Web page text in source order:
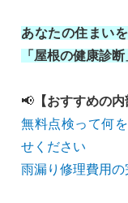
あなたの住まい
「屋根の健康診
📢 【おすすめの内
無料点検って何
せください
雨漏り修理費用の